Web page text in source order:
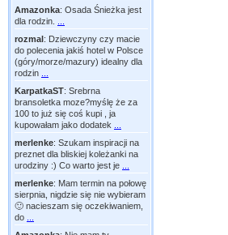
Amazonka: Osada Śnieżka jest
dla rodzin.
rozmal: Dziewczyny czy macie
do polecenia jakiś hotel w Polsce
(góry/morze/mazury) idealny dla
rodzin
KarpatkaST: Srebrna
bransoletka moze?myślę że za
100 to już się coś kupi , ja
kupowałam jako dodatek
merlenke: Szukam inspiracji na
preznet dla bliskiej koleżanki na
urodziny :) Co warto jest je
merlenke: Mam termin na połowę
sierpnia, nigdzie się nie wybieram
🙂 nacieszam się oczekiwaniem,
do